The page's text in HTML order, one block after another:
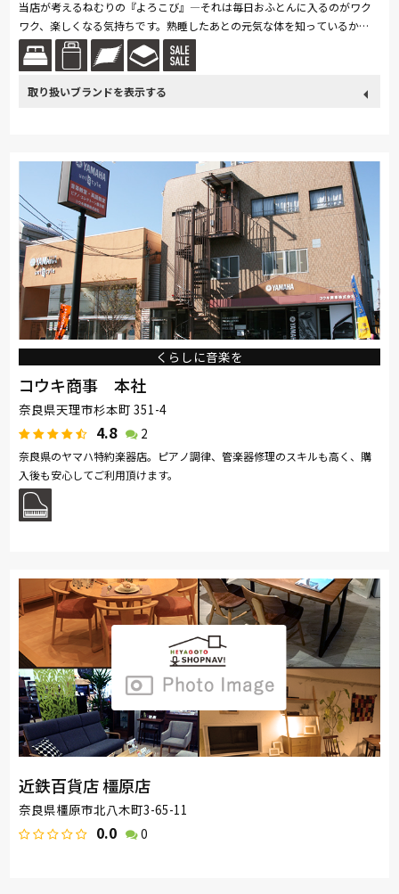
当店が考えるねむりの『よろこび』―それは毎日おふとんに入るのがワク
ワク、楽しくなる気持ちです。熟睡したあとの元気な体を知っているか
ら、ワクワクするんです。この『よろこび』を一人でも多くのお客様に体
験し...続きを読む
ロマンス小杉
くらしに音楽を
コウキ商事 本社
奈良県天理市杉本町 351-4
4.8 2
奈良県のヤマハ特約楽器店。ピアノ調律、管楽器修理のスキルも高く、購
入後も安心してご利用頂けます。
近鉄百貨店 橿原店
奈良県橿原市北八木町3-65-11
0.0 0